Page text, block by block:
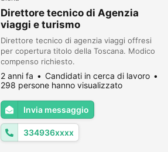
Direttore tecnico di Agenzia
viaggi e turismo
Direttore tecnico di agenzia viaggi offresi
per copertura titolo della Toscana. Modico
compenso richiesto.
2 anni fa
Candidati in cerca di lavoro
298 persone hanno visualizzato
Invia messaggio
334936xxxx